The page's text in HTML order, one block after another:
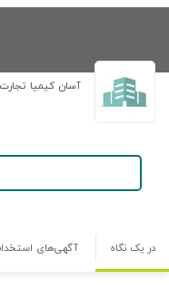
آسان كيميا
در یک نگاه آگهی‌های